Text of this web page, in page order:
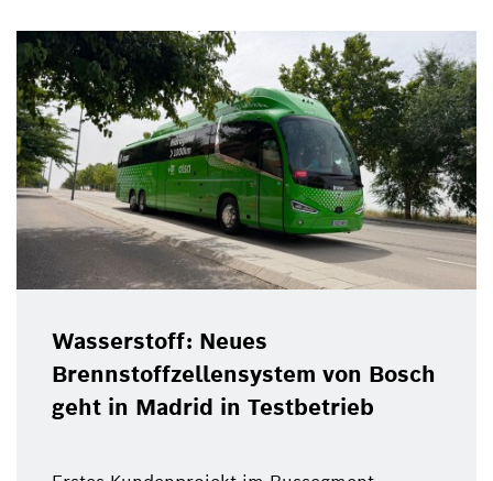
Wasserstoff: Neues
Brennstoffzellensystem von Bosch
geht in Madrid in Testbetrieb